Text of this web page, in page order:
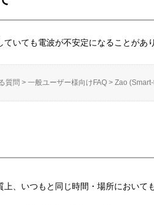
ていても電波が不安定になることが
質問 > 一般ユーザー様向けFAQ > Zao
、いつもと同じ時間・場所において